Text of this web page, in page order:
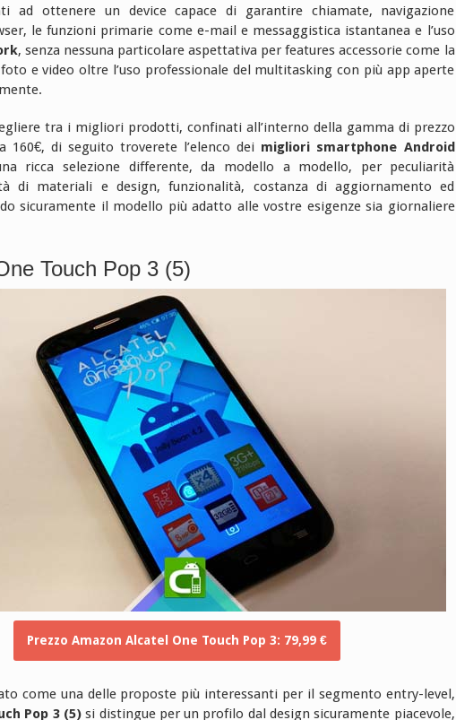
ad ottenere un device capace di garantire chiamate, navigazione
le funzioni primarie come e-mail e messaggistica istantanea e l’uso
, senza nessuna particolare aspettativa per features accessorie come la
e video oltre l’uso professionale del multitasking con più app aperte
tra i migliori prodotti, confinati all’interno della gamma di prezzo
160€, di seguito troverete l’elenco dei migliori smartphone Android
ricca selezione differente, da modello a modello, per peculiarità
di materiali e design, funzionalità, costanza di aggiornamento ed
sicuramente il modello più adatto alle vostre esigenze sia giornaliere
Touch Pop 3 (5)
Prezzo Amazon Alcatel One Touch Pop 3: 79,99 €
come una delle proposte più interessanti per il segmento entry-level,
Pop 3 (5)si distingue per un profilo dal design sicuramente piacevole,